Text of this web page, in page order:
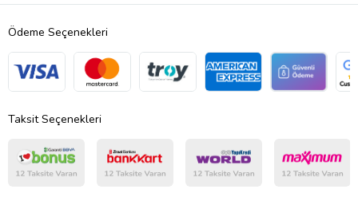
Ödeme Seçenekleri
Taksit Seçenekleri